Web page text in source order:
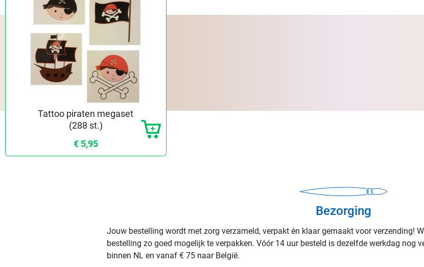
Tattoo piraten megaset
(288 st.)
€ 5,95
Bezorging
Jouw bestelling wordt met zorg verzameld, verpakt én klaar gemaakt voor verzending!
bestelling zo goed mogelijk te verpakken. Vóór 14 uur besteld is dezelfde werkdag nog
binnen NL en vanaf € 75 naar België.